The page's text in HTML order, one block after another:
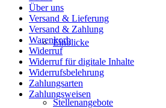
Einblicke
Stellenangebote
Über uns
Versand & Lieferung
Versand & Zahlung
Warenkorb
Widerruf
Widerruf für digitale Inhalte
Widerrufsbelehrung
Zahlungsarten
Zahlungsweisen